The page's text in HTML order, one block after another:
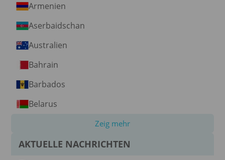
Armenien
Aserbaidschan
Australien
Bahrain
Barbados
Belarus
Zeig mehr
AKTUELLE NACHRICHTEN